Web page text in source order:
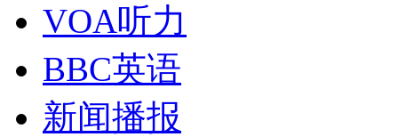
VOA听力
BBC英语
新闻播报